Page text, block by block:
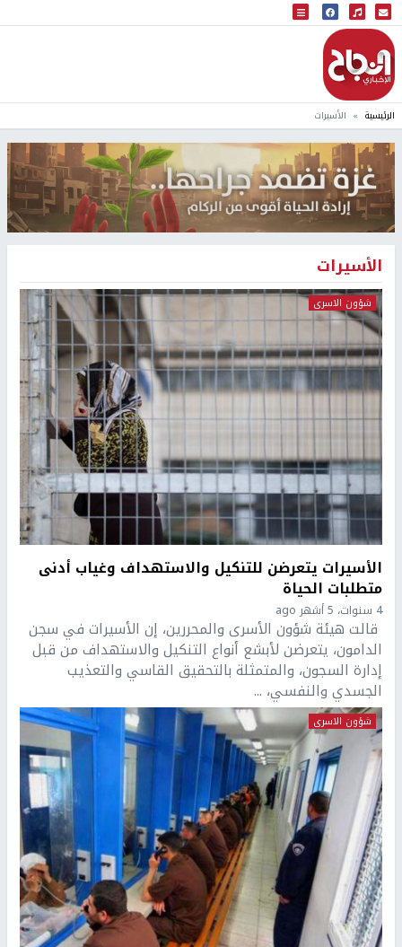
البث المباشر
إذاعة النجاح
الرئيسية الأسيرات
الأسيرات
شؤون الاسرى
الأسيرات يتعرضن للتنكيل والاستهداف وغياب أدنى
متطلبات الحياة
4 سنوات، 5 أشهر ago
قالت هيئة شؤون الأسرى والمحررين، إن الأسيرات في سجن
الدامون، يتعرضن لأبشع أنواع التنكيل والاستهداف من قبل
إدارة السجون، والمتمثلة بالتحقيق القاسي والتعذيب
الجسدي والنفسي، ...
شؤون الاسرى